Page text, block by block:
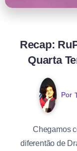
Recap:
Quarta
Por
Chegamos
diferentão de